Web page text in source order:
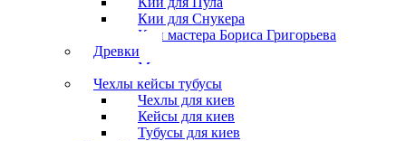
Кии для Снукера
Кии мастера Бориса Григорьева
Древки
Мосты для киев
Чехлы кейсы тубусы
Чехлы для киев
Кейсы для киев
Тубусы для киев